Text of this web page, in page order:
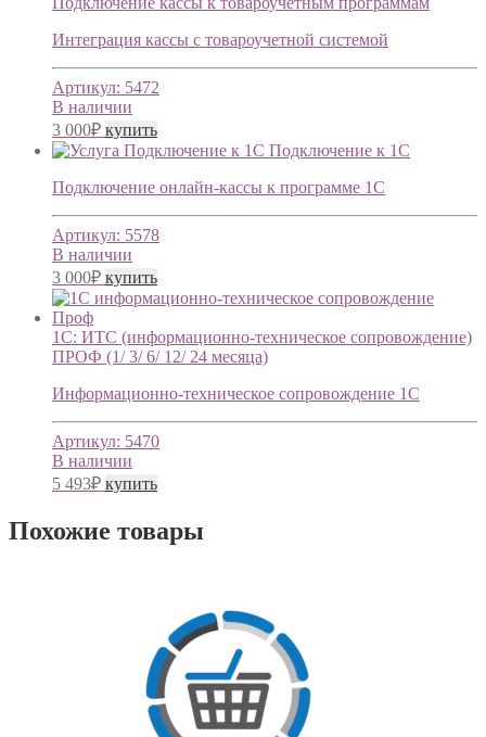
Интеграция кассы с товароучетной системой
Артикул: 5472
В наличии
3 000₽ купить
Подключение к 1С
Подключение онлайн-кассы к программе 1С
Артикул: 5578
В наличии
3 000₽ купить
1С: ИТС (информационно-техническое сопровождение)
ПРОФ (1/ 3/ 6/ 12/ 24 месяца)
Информационно-техническое сопровождение 1С
Артикул: 5470
В наличии
5 493₽ купить
Похожие товары